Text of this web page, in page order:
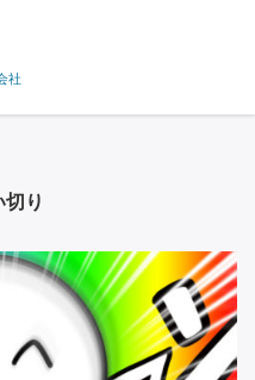
社
り